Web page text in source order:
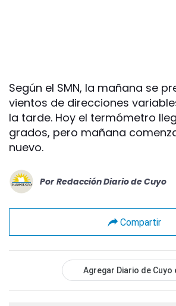
Según el SMN, la mañana se
vientos de direcciones
la tarde. Hoy el termómetro
grados, pero mañana
nuevo.
Por Redacción Diario de Cuyo
Compartir
Agregar Diario de Cuyo